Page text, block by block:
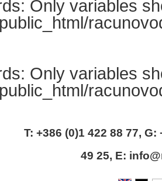
: Only variables
: Only variables
T: +386 (0)1 422 88 77,
49 25, E: